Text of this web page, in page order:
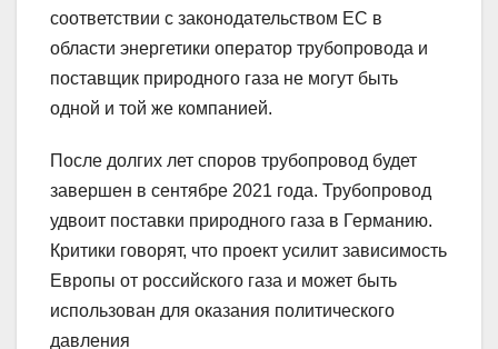
соответствии с законодательством ЕС в
области энергетики оператор трубопровода и
поставщик природного газа не могут быть
одной и той же компанией.
После долгих лет споров трубопровод будет
завершен в сентябре 2021 года. Трубопровод
удвоит поставки природного газа в Германию.
Критики говорят, что проект усилит зависимость
Европы от российского газа и может быть
использован для оказания политического
давления